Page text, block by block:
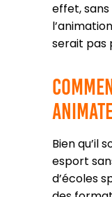
effet,
serait pas
Bien qu’il
esport
d’écoles